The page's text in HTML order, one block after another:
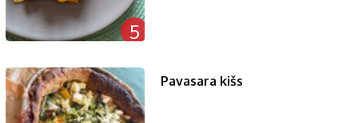
5
Pavasara kišs